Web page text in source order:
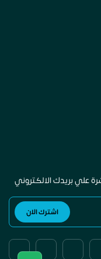
علي بريدك الالكتروني